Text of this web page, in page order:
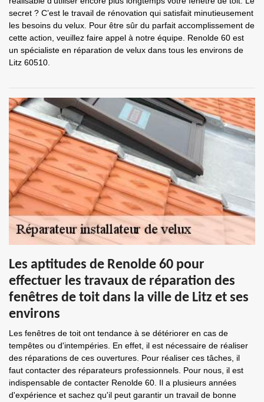
secret ? C’est le travail de rénovation qui satisfait minutieusement
les besoins du velux. Pour être sûr du parfait accomplissement de
cette action, veuillez faire appel à notre équipe. Renolde 60 est
un spécialiste en réparation de velux dans tous les environs de
Litz 60510.
Les aptitudes de Renolde 60 pour
effectuer les travaux de réparation des
fenêtres de toit dans la ville de Litz et ses
environs
Les fenêtres de toit ont tendance à se détériorer en cas de
tempêtes ou d'intempéries. En effet, il est nécessaire de réaliser
des réparations de ces ouvertures. Pour réaliser ces tâches, il
faut contacter des réparateurs professionnels. Pour nous, il est
indispensable de contacter Renolde 60. Il a plusieurs années
d'expérience et sachez qu'il peut garantir un travail de bonne